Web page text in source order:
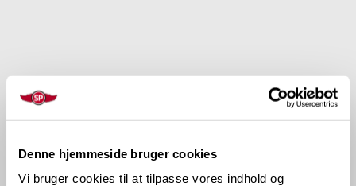
Denne hjemmeside bruger cookies
Vi bruger cookies til at tilpasse vores indhold og